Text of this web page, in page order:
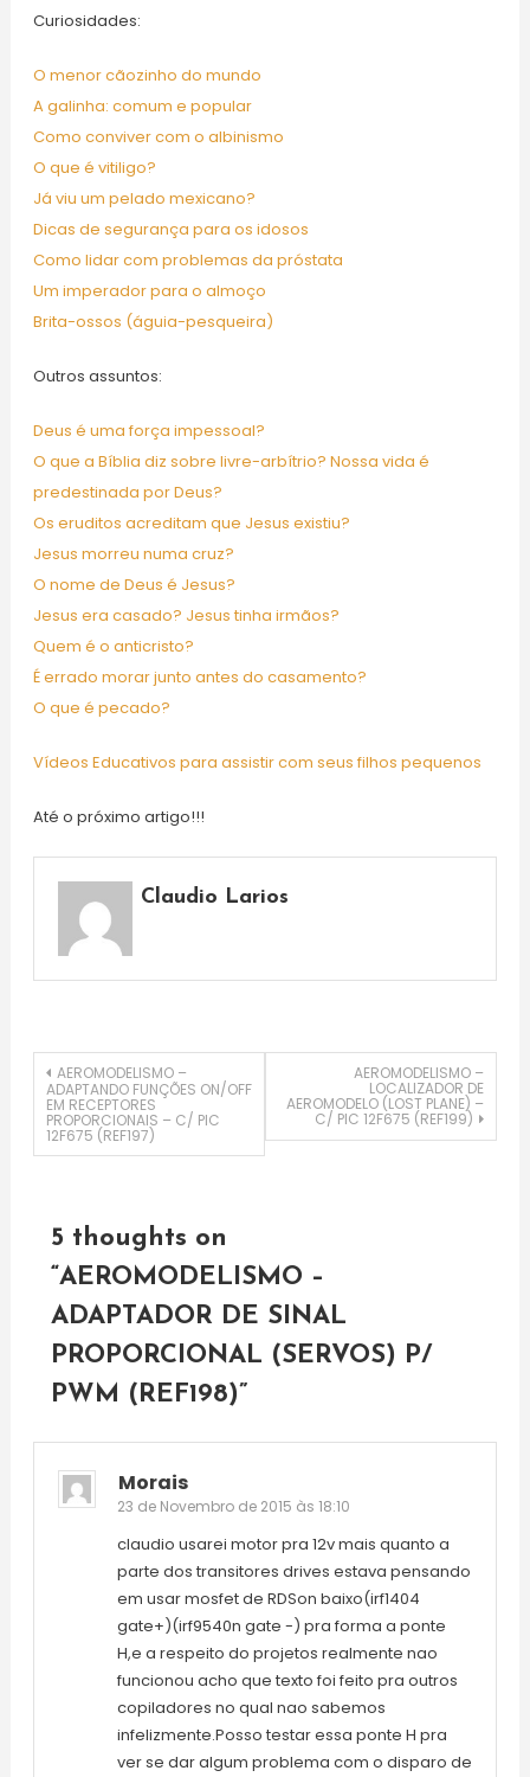
Curiosidades:
O menor cãozinho do mundo
A galinha: comum e popular
Como conviver com o albinismo
O que é vitiligo?
Já viu um pelado mexicano?
Dicas de segurança para os idosos
Como lidar com problemas da próstata
Um imperador para o almoço
Brita-ossos (águia-pesqueira)
Outros assuntos:
Deus é uma força impessoal?
O que a Bíblia diz sobre livre-arbítrio? Nossa vida é
predestinada por Deus?
Os eruditos acreditam que Jesus existiu?
Jesus morreu numa cruz?
O nome de Deus é Jesus?
Jesus era casado? Jesus tinha irmãos?
Quem é o anticristo?
É errado morar junto antes do casamento?
O que é pecado?
Vídeos Educativos para assistir com seus filhos pequenos
Até o próximo artigo!!!
Claudio Larios
Navegação
de
AEROMODELISMO –
ADAPTANDO FUNÇÕES ON/OFF
EM RECEPTORES
PROPORCIONAIS – C/ PIC
12F675 (REF197)
AEROMODELISMO –
LOCALIZADOR DE
AEROMODELO (LOST PLANE) –
C/ PIC 12F675 (REF199)
5 thoughts on
“AEROMODELISMO –
ADAPTADOR DE SINAL
PROPORCIONAL (SERVOS) P/
PWM (REF198)”
Morais
23 de Novembro de 2015 às 18:10
claudio usarei motor pra 12v mais quanto a
parte dos transitores drives estava pensando
em usar mosfet de RDSon baixo(irf1404
gate+)(irf9540n gate -) pra forma a ponte
H,e a respeito do projetos realmente nao
funcionou acho que texto foi feito pra outros
copiladores no qual nao sabemos
infelizmente.Posso testar essa ponte H pra
ver se dar algum problema com o disparo de